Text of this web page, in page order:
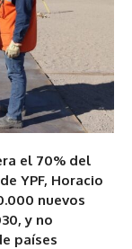
el 70% del
YPF, Horacio
nuevos
y no
países